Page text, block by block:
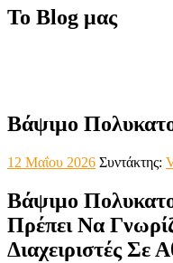
Το Blog μας
Βάψιμο
12 Μαΐου 2026 Συντάκτης:
Βάψιμο
Πρέπει Να
Διαχειριστές Σε